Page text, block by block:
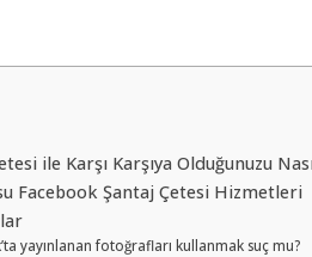
ile Karşı Karşıya Olduğunuzu
Facebook Şantaj Çetesi Hizmetleri
yayınlanan fotoğrafları kullanmak suç mu?